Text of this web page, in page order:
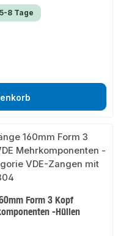
Höhe: 65mm·
Griff: Mehrkomponenten-
8 Tage
Form 3 Kopf
-Hüllen